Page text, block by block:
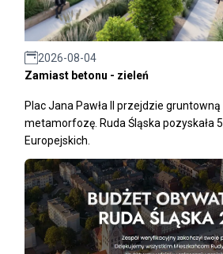
2026-08-04
Zamiast betonu - zieleń
Plac Jana Pawła II przejdzie
metamorfozę. Ruda Śląska pozyskała
Europejskich.